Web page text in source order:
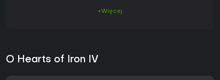
+Więcej
O Hearts of Iron IV